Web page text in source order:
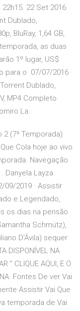
22 Set 2016
Dublado,
BluRay, 1,64 GB,
as duas
1º lugar, US$
para o 07/07/2016 ·
Dublado,
MP4 Completo
La.
2 (7ª Temporada)
Cola hoje ao vivo
Navegação
Danyela Layza
09/2019 · Assistir
e Legendado,
os dias na pensão
Schmütz),
D’Ávila) sequer
DISPONÍVEL NA
" CLIQUE AQUI, E O
Fontes De ver Vai
Assistir Vai Que
temporada de Vai